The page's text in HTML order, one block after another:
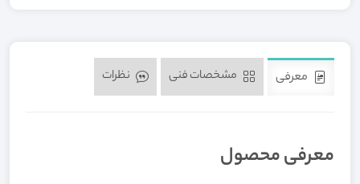
معرفی
معرفی محصول